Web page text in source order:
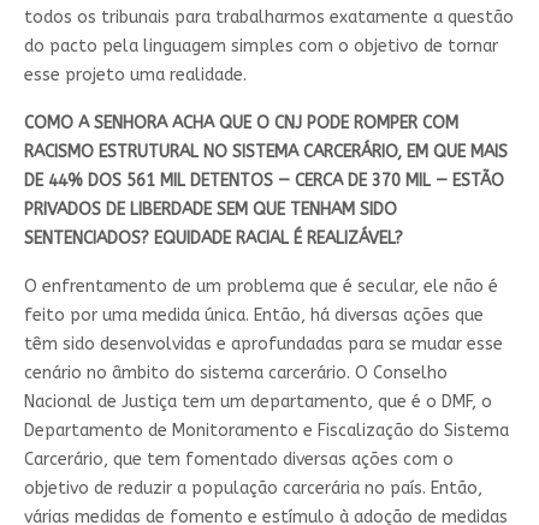
todos os tribunais para trabalharmos exatamente a questão
do pacto pela linguagem simples com o objetivo de tornar
esse projeto uma realidade.
COMO A SENHORA ACHA QUE O CNJ PODE ROMPER COM
RACISMO ESTRUTURAL NO SISTEMA CARCERÁRIO, EM QUE MAIS
DE 44% DOS 561 MIL DETENTOS — CERCA DE 370 MIL — ESTÃO
PRIVADOS DE LIBERDADE SEM QUE TENHAM SIDO
SENTENCIADOS? EQUIDADE RACIAL É REALIZÁVEL?
O enfrentamento de um problema que é secular, ele não é
feito por uma medida única. Então, há diversas ações que
têm sido desenvolvidas e aprofundadas para se mudar esse
cenário no âmbito do sistema carcerário. O Conselho
Nacional de Justiça tem um departamento, que é o DMF, o
Departamento de Monitoramento e Fiscalização do Sistema
Carcerário, que tem fomentado diversas ações com o
objetivo de reduzir a população carcerária no país. Então,
várias medidas de fomento e estímulo à adoção de medidas